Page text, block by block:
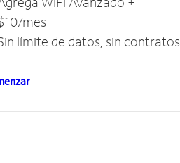
mes
límite de datos, sin contratos